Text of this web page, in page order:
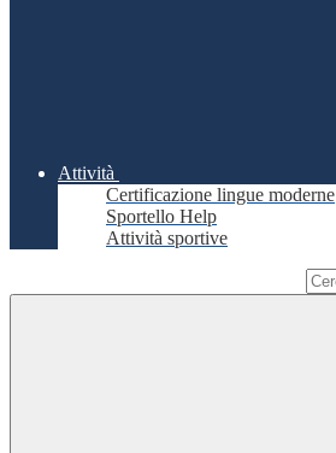
Attività
Certificazione lingue moderne
Sportello Help
Attività sportive